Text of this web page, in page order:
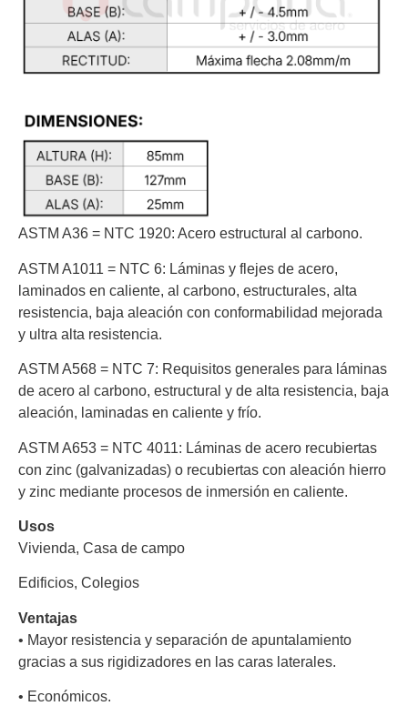
ASTM A36 = NTC 1920: Acero estructural al carbono.
ASTM A1011 = NTC 6: Láminas y flejes de acero,
laminados en caliente, al carbono, estructurales, alta
resistencia, baja aleación con conformabilidad mejorada
y ultra alta resistencia.
ASTM A568 = NTC 7: Requisitos generales para láminas
de acero al carbono, estructural y de alta resistencia, baja
aleación, laminadas en caliente y frío.
ASTM A653 = NTC 4011: Láminas de acero recubiertas
con zinc (galvanizadas) o recubiertas con aleación hierro
y zinc mediante procesos de inmersión en caliente.
Usos
Vivienda, Casa de campo
Edificios, Colegios
Ventajas
• Mayor resistencia y separación de apuntalamiento
gracias a sus rigidizadores en las caras laterales.
• Económicos.